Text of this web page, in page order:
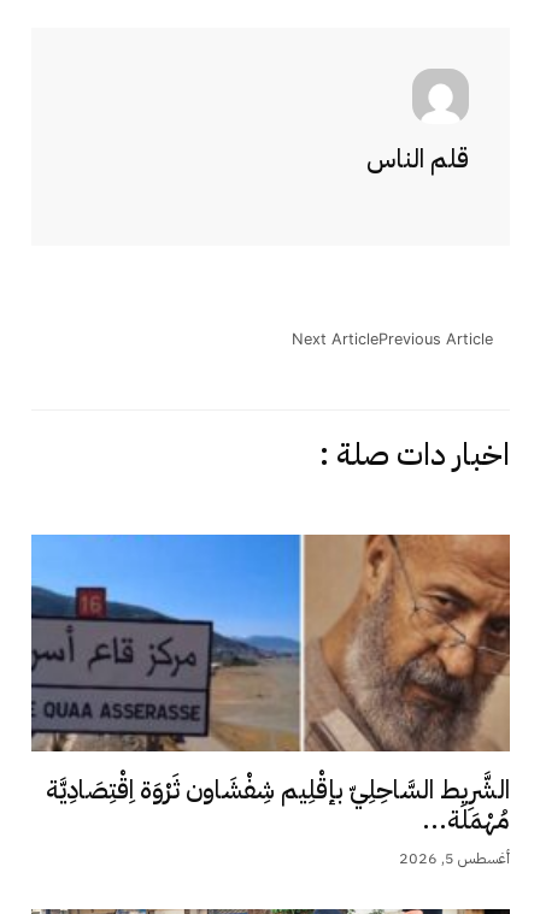
قلم الناس
Previous Article
Next Article
اخبار دات صلة :
الشَّرِيط السَّاحِلِيّ بإقْلِيم شِفْشَاون ثَرْوَة اِقْتِصَادِيَّة
مُهْمَلَة...
أغسطس 5, 2026